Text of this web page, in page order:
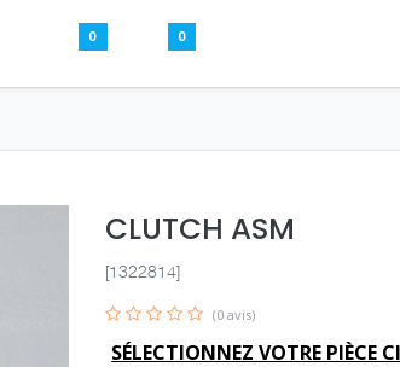
0 0
CLUTCH ASM
[1322814]
(0 avis)
SÉLECTIONNEZ VOTRE PIÈCE